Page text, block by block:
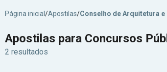
Página inicial /Apostilas/Conselho de Arquitetura
Apostilas para Concursos
2 resultados